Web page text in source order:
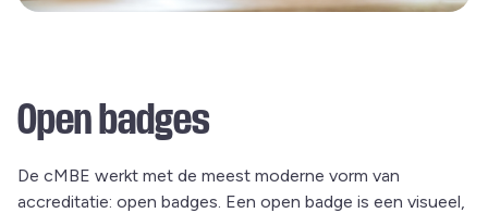
Open badges
De cMBE werkt met de meest moderne vorm van
accreditatie: open badges. Een open badge is een visueel,